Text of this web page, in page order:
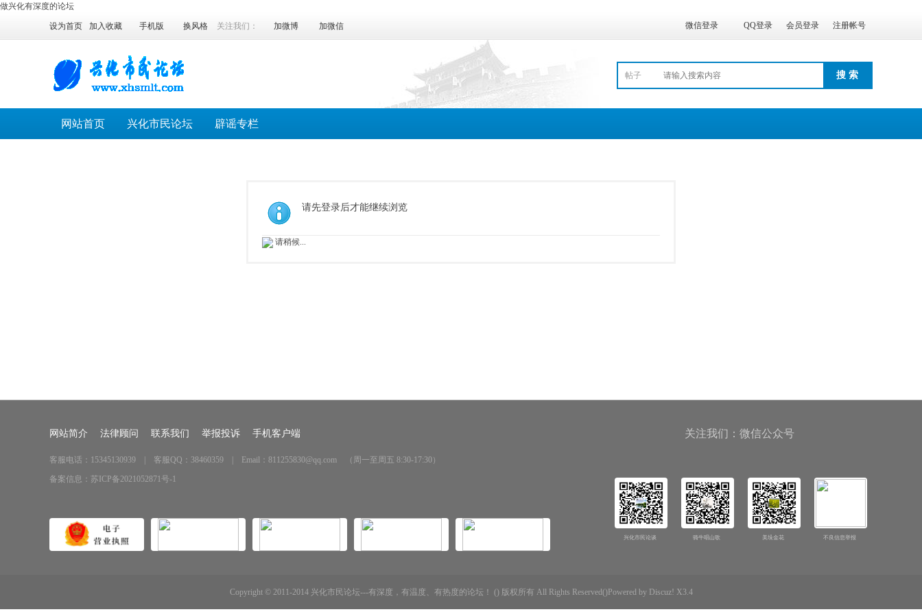
做兴化有深度的论坛
微信登录
QQ登录 会员登录 注册帐号
设为首页 加入收藏 手机版 换风格 关注我们： 加微博 加微信
帖子 搜 索
网站首页 兴化市民论坛 辟谣专栏
请先登录后才能继续浏览
请稍候...
网站简介 法律顾问 联系我们 举报投诉 手机客户端
客服电话：15345130939 | 客服QQ：38460359 | Email：811255830@qq.com （周一至周五 8:30-17:30）
备案信息： 苏ICP备2021052871号-1
关注我们：微信公众号
兴化市民论谈 骑牛唱山歌 美垛金花 不良信息举报
Copyright © 2011-2014 兴化市民论坛---有深度，有温度、有热度的论坛！ () 版权所有 All Rights Reserved()Powered by Discuz! X3.4